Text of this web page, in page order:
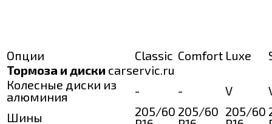
Опции Classic Comfort Luxe
Тормоза и диски carservic.ru
Колесные диски из
алюминия
- - V
Шины
205/60 205/60 205/60